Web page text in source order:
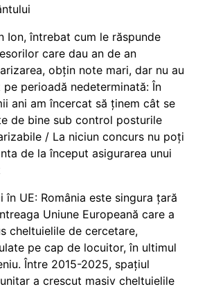
Ion, întrebat cum le răspunde
care dau an de an
obțin note mari, dar nu au
pe perioadă nedeterminată: În
ani am încercat să ținem cât se
de bine sub control posturile
/ La niciun concurs nu poți
de la început asigurarea unui
în UE: România este singura țară
Uniune Europeană care a
cheltuielile de cercetare,
pe cap de locuitor, în ultimul
Între 2015-2025, spațiul
a crescut masiv cheltuielile